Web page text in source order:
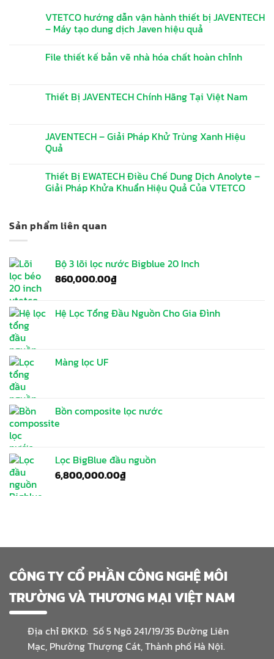
VTETCO hướng dẫn vận hành thiết bị JAVENTECH
– Máy tạo dung dịch Javen hiệu quả
File thiết kế bản vẽ nhà hóa chất hoàn chỉnh
Thiết Bị JAVENTECH Chính Hãng Tại Việt Nam
JAVENTECH – Giải Pháp Khử Trùng Xanh Hiệu
Quả
Thiết Bị EWATECH Điều Chế Dung Dịch Anolyte –
Giải Pháp Khửa Khuẩn Hiệu Quả Của VTETCO
Sản phẩm liên quan
Bộ 3 lõi lọc nước Bigblue 20 Inch
860,000.00₫
Hệ Lọc Tổng Đầu Nguồn Cho Gia Đình
Màng lọc UF
Bồn composite lọc nước
Lọc BigBlue đầu nguồn
6,800,000.00₫
CÔNG TY CỔ PHẦN CÔNG NGHỆ MÔI
TRƯỜNG VÀ THƯƠNG MẠI VIỆT NAM
Địa chỉ ĐKKD: Số 5 Ngõ 241/19/35 Đường Liên
Mạc, Phường Thượng Cát, Thành phố Hà Nội.